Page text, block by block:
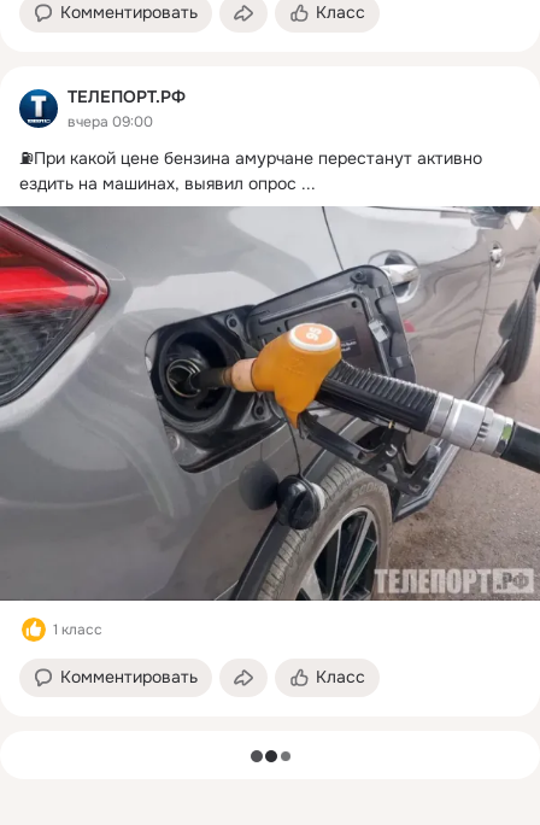
Комментировать Класс
ТЕЛЕПОРТ.РФ
вчера 09:00
⛽️При какой цене бензина амурчане перестанут активно
ездить на машинах, выявил опрос ...
1 класс
Комментировать Класс